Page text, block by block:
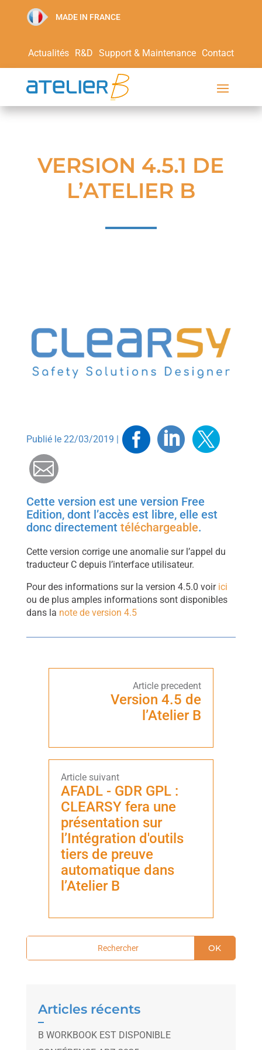
MADE IN FRANCE
Actualités R&D Support & Maintenance Contact
VERSION 4.5.1 DE
L’ATELIER B
Publié le 22/03/2019 | Facebook
Linkedin
Mail
Cette version est une version Free
Edition, dont l’accès est libre, elle est
donc directement téléchargeable.
Cette version corrige une anomalie sur l’appel du
traducteur C depuis l’interface utilisateur.
Pour des informations sur la version 4.5.0 voir ici
ou de plus amples informations sont disponibles
dans la note de version 4.5
Version 4.5 de
l’Atelier B
AFADL - GDR GPL :
CLEARSY fera une
présentation sur
l’Intégration d'outils
tiers de preuve
automatique dans
l’Atelier B
OK
Articles récents
B WORKBOOK EST DISPONIBLE